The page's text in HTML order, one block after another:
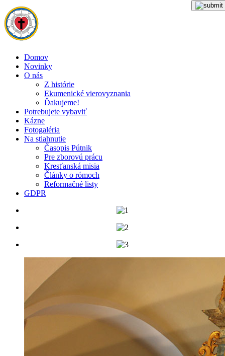
Domov
Novinky
O nás
Z histórie
Ekumenické vierovyznania
Ďakujeme!
Potrebujete vybaviť
Kázne
Fotogaléria
Na stiahnutie
Časopis Pútnik
Pre zborovú prácu
Kresťanská misia
Články o rómoch
Reformačné listy
GDPR